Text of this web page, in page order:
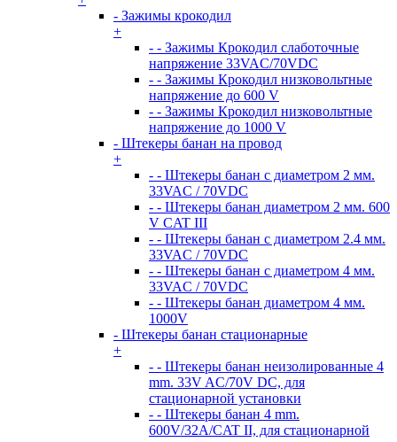
- Зажимы крокодил
+
- - Зажимы Крокодил слаботочные
напряжение 33VAC/70VDC
- - Зажимы Крокодил низковольтные
напряжение до 600 V
- - Зажимы Крокодил низковольтные
напряжение до 1000 V
- Штекеры банан на провод
+
- - Штекеры банан с диаметром 2 мм.
33VAC / 70VDC
- - Штекеры банан диаметром 2 мм. 600
V CAT III
- - Штекеры банан с диаметром 2.4 мм.
33VAC / 70VDC
- - Штекеры банан с диаметром 4 мм.
33VAC / 70VDC
- - Штекеры банан диаметром 4 мм.
1000V
- Штекеры банан стационарные
+
- - Штекеры банан неизолированные 4
mm. 33V AC/70V DC, для
стационарной установки
- - Штекеры банан 4 mm.
600V/32А/CAT II, для стационарной